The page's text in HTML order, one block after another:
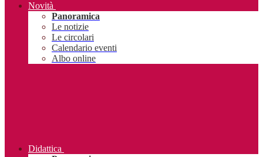
Novità
Panoramica
Le notizie
Le circolari
Calendario eventi
Albo online
Didattica